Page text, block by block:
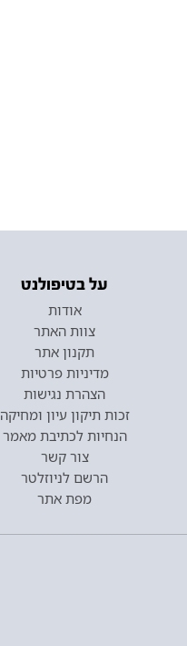
על בטיפולנט
אודות
צוות האתר
תקנון אתר
מדיניות פרטיות
הצהרת נגישות
זכות תיקון עיון ומחיקה
הנחיות לכתיבת מאמר
צור קשר
הרשם לניוזלטר
מפת אתר